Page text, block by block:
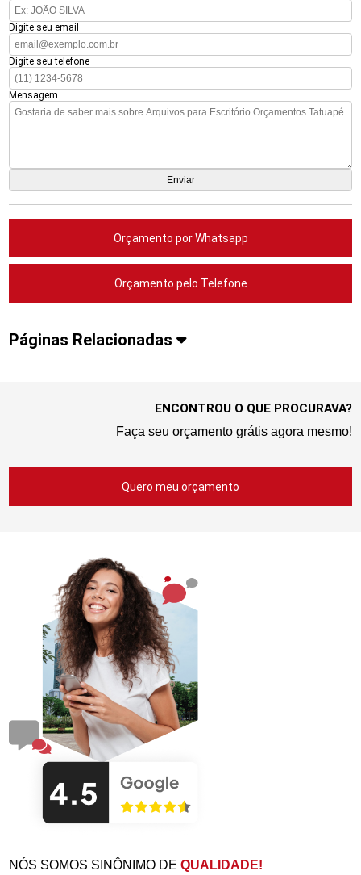
Digite seu email
Digite seu telefone
Mensagem
Orçamento por Whatsapp
Orçamento pelo Telefone
Páginas Relacionadas
ENCONTROU O QUE PROCURAVA?
Faça seu orçamento grátis agora mesmo!
Quero meu orçamento
NÓS SOMOS SINÔNIMO DEQUALIDADE!